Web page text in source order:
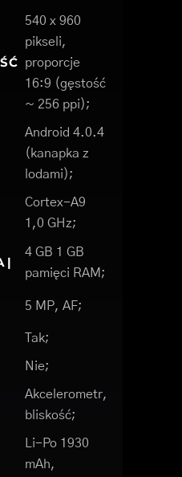
540 x 960
pikseli,
proporcje
16:9 (gęstość
~ 256 ppi);
Android 4.0.4
(kanapka z
lodami);
Cortex-A9
1,0 GHz;
|
4 GB 1 GB
pamięci RAM;
5 MP, AF;
Tak;
Nie;
Akcelerometr,
bliskość;
Li-Po 1930
mAh,